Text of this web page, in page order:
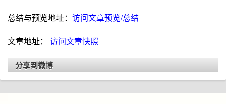
总结与预览地址： 访问文章预览/总结
文章地址： 访问文章快照
分享到微博